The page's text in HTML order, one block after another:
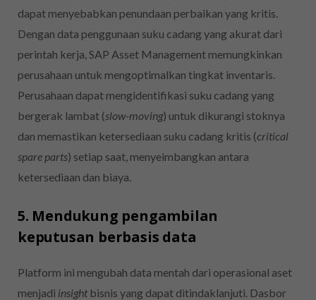
dapat menyebabkan penundaan perbaikan yang kritis.
Dengan data penggunaan suku cadang yang akurat dari
perintah kerja, SAP Asset Management memungkinkan
perusahaan untuk mengoptimalkan tingkat inventaris.
Perusahaan dapat mengidentifikasi suku cadang yang
bergerak lambat (slow-moving) untuk dikurangi stoknya
dan memastikan ketersediaan suku cadang kritis (critical
spare parts) setiap saat, menyeimbangkan antara
ketersediaan dan biaya.
5. Mendukung pengambilan
keputusan berbasis data
Platform ini mengubah data mentah dari operasional aset
menjadi insightbisnis yang dapat ditindaklanjuti. Dasbor